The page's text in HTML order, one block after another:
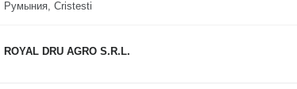
Румыния, Cristesti
ROYAL DRU AGRO S.R.L.